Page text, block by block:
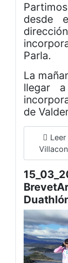
desde
Parla.
La
llegar
de